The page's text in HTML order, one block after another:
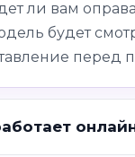
ли вам
будет
перед